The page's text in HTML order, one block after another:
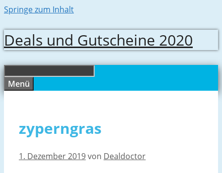
Springe zum Inhalt
Deals und Gutscheine 2020
Menü
zyperngras
1. Dezember 2019von Dealdoctor